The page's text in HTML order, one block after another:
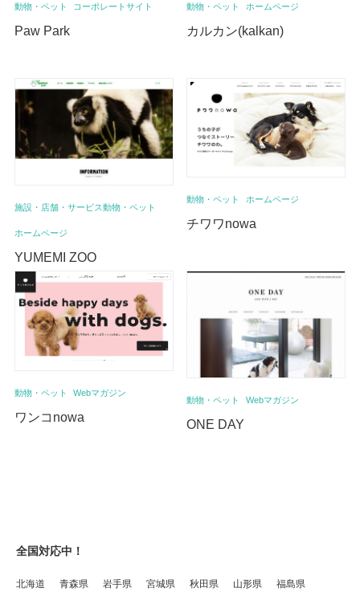
動物・ペット コーポレートサイト
Paw Park
動物・ペット ホームページ
カルカン(kalkan)
施設・店舗・サービス動物・ペット
ホームページ
YUMEMI ZOO
動物・ペット ホームページ
チワワnowa
動物・ペット Webマガジン
ワンコnowa
動物・ペット Webマガジン
ONE DAY
全国対応中！
北海道 青森県 岩手県 宮城県 秋田県 山形県 福島県